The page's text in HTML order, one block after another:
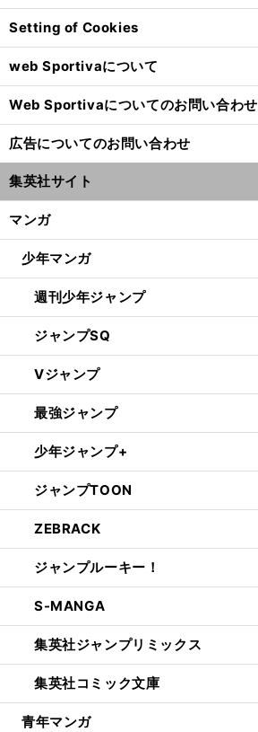
Setting of Cookies
web Sportivaについて
Web Sportivaについてのお問い合わせ
広告についてのお問い合わせ
集英社サイト
マンガ
少年マンガ
週刊少年ジャンプ
ジャンプSQ
Vジャンプ
最強ジャンプ
少年ジャンプ+
ジャンプTOON
ZEBRACK
ジャンプルーキー！
S-MANGA
集英社ジャンプリミックス
集英社コミック文庫
青年マンガ